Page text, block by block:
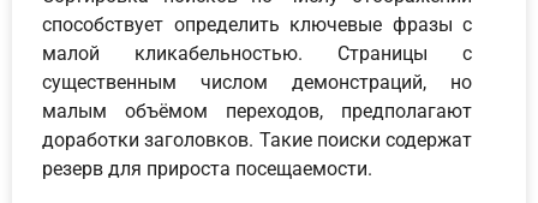
способствует определить ключевые фразы с
малой кликабельностью. Страницы с
существенным числом демонстраций, но
малым объёмом переходов, предполагают
доработки заголовков. Такие поиски содержат
резерв для прироста посещаемости.